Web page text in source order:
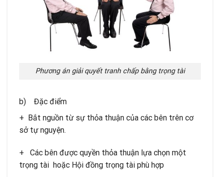
Phương án giải quyết tranh chấp bằng trọng tài
b) Đặc điểm
+ Bắt nguồn từ sự thỏa thuận của các bên trên cơ
sở tự nguyện.
+ Các bên được quyền thỏa thuận lựa chọn một
trọng tài hoặc Hội đồng trọng tài phù hợp